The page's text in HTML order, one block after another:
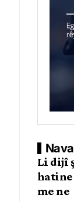
Li dijî
hatine
me ne